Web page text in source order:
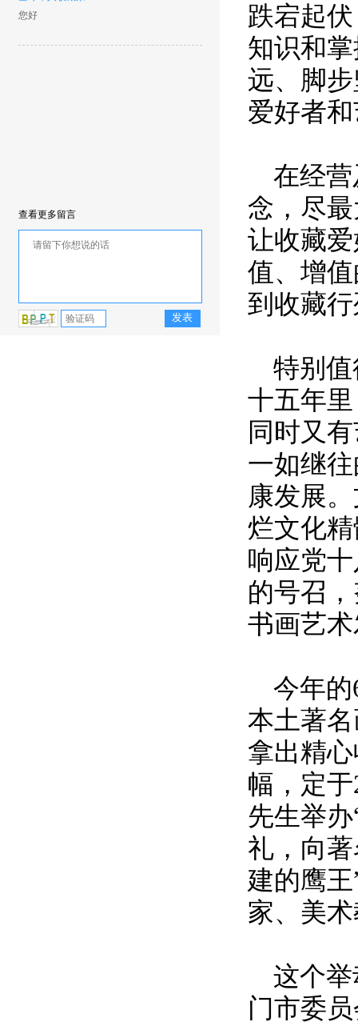
您好
查看更多留言
跌宕起
知识和
远、脚
爱好者
在经
念，尽
让收藏
值、增
到收藏
特别
十五年
同时又
一如继
康发展
烂文化
响应党
的号召
书画艺
今年的
本土著
拿出精
幅，定于
先生举
礼，向
建的鹰
家、美
这个
门市委